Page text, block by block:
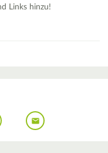
Links hinzu!